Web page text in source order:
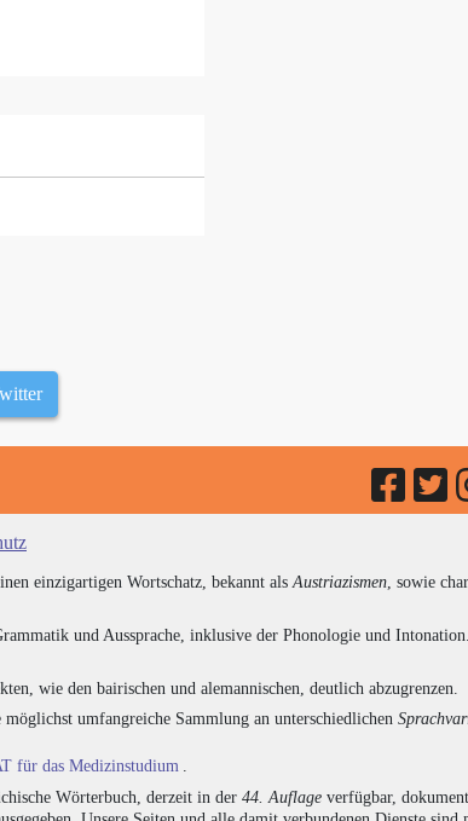
einzigartigen Wortschatz, bekannt alsAustriazismen, sowie
und Aussprache, inklusive der Phonologie und
wie den bairischen und alemannischen, deutlich abzugrenzen.
umfangreiche Sammlung an unterschiedlichen
für das Medizinstudium .
Wörterbuch, derzeit in der 44. Auflage verfügbar,